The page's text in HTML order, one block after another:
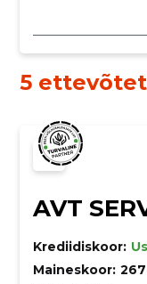
5 ettevõtet
AVT
Krediidiskoor:
Maineskoor: